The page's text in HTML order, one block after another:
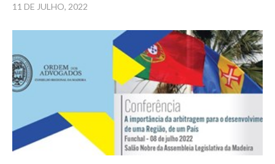
11 DE JULHO, 2022